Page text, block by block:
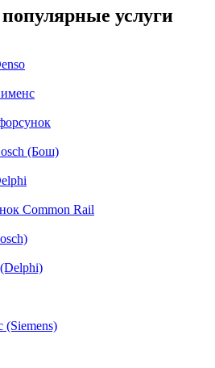
услуги
(Бош)
Common Rail